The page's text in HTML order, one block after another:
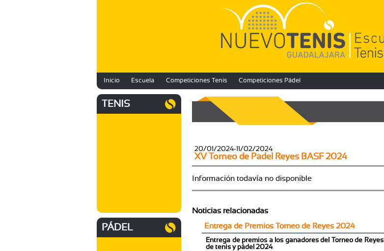
Inicio Escuela Competiciones Tenis Competiciones Pádel
TENIS
PÁDEL
20/01/2024-11/02/2024
XV Torneo de Padel Reyes BASF 2024
Información todavía no disponible
Noticias relacionadas
Entrega de Premios Torneo de Reyes 2024
Entrega de premios a los ganadores del Torneo de Reyes
de tenis y pádel 2024